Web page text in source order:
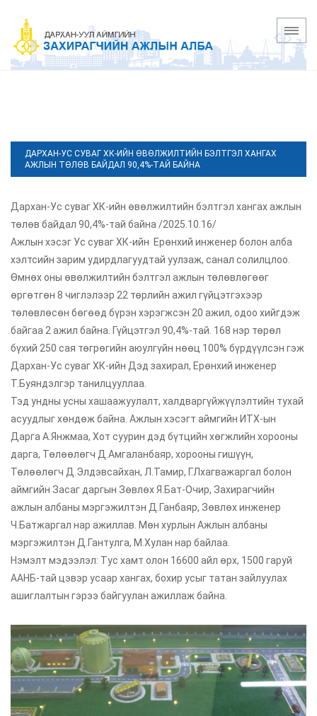
ДАРХАН-УС СУВАГ ХК-ИЙН ӨВӨЛЖИЛТИЙН БЭЛТГЭЛ ХАНГАХ
АЖЛЫН ТӨЛӨВ БАЙДАЛ 90,4%-ТАЙ БАЙНА
Дархан-Ус суваг ХК-ийн өвөлжилтийн бэлтгэл хангах ажлын
төлөв байдал 90,4%-тай байна /2025.10.16/
Ажлын хэсэг Ус суваг ХК-ийн Ерөнхий инженер болон алба
хэлтсийн зарим удирдлагуудтай уулзаж, санал солилцлоо.
Өмнөх оны өвөлжилтийн бэлтгэл ажлын төлөвлөгөөг
өргөтгөн 8 чиглэлээр 22 төрлийн ажил гүйцэтгэхээр
төлөвлөсөн бөгөөд бүрэн хэрэгжсэн 20 ажил, одоо хийгдэж
байгаа 2 ажил байна. Гүйцэтгэл 90,4%-тай. 168 нэр төрөл
бүхий 250 сая төгрөгийн аюулгүйн нөөц 100% бүрдүүлсэн гэж
Дархан-Ус суваг ХК-ийн Дэд захирал, Ерөнхий инженер
Т.Буяндэлгэр танилцууллаа.
Тэд ундны усны хашаажуулалт, халдваргүйжүүлэлтийн тухай
асуудлыг хөндөж байна. Ажлын хэсэгт аймгийн ИТХ-ын
Дарга А.Янжмаа, Хот суурин дэд бүтцийн хөгжлийн хорооны
дарга, Төлөөлөгч Д.Амгаланбаяр, хорооны гишүүн,
Төлөөлөгч Д.Элдэвсайхан, Л.Тамир, Г.Лхагважаргал болон
аймгийн Засаг даргын Зөвлөх Я.Бат-Очир, Захирагчийн
ажлын албаны мэргэжилтэн Д.Ганбаяр, Зөвлөх инженер
Ч.Батжаргал нар ажиллав. Мөн хурлын Ажлын албаны
мэргэжилтэн Д.Гантулга, М.Хулан нар байлаа.
Нэмэлт мэдээлэл: Тус хамт олон 16600 айл өрх, 1500 гаруй
ААНБ-тай цэвэр усаар хангах, бохир усыг татан зайлуулах
ашиглалтын гэрээ байгуулан ажиллаж байна.